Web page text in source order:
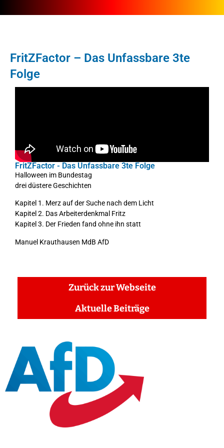
FritZFactor – Das Unfassbare 3te
Folge
FritZFactor - Das Unfassbare 3te Folge
Halloween im Bundestag
drei düstere Geschichten
Kapitel 1. Merz auf der Suche nach dem Licht
Kapitel 2. Das Arbeiterdenkmal Fritz
Kapitel 3. Der Frieden fand ohne ihn statt
Manuel Krauthausen MdB AfD
Zurück zur Webseite
Aktuelle Beiträge